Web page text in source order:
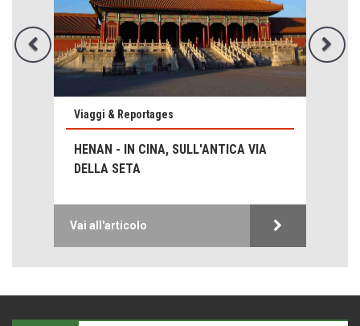
Viaggi & Reportages
HENAN - IN CINA, SULL'ANTICA VIA
DELLA SETA
Vai all'articolo
Emilio Isgrò, il cancellatore
ARTE militante
Come difendere la pelle dal sole
Proteggersi, sempre
Hotels, B&B e Ristoranti... 10 & lode
Le nostre recensioni
Bolzano: L'Eisenhut Boutique Hotel
Teodorico, sovrano illuminato
1500 anni dalla morte
eventi